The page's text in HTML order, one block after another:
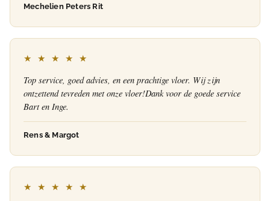
Mechelien Peters Rit
★ ★ ★ ★ ★
Top service, goed advies, en een prachtige vloer. Wij zijn
ontzettend tevreden met onze vloer!Dank voor de goede service
Bart en Inge.
Rens & Margot
★ ★ ★ ★ ★